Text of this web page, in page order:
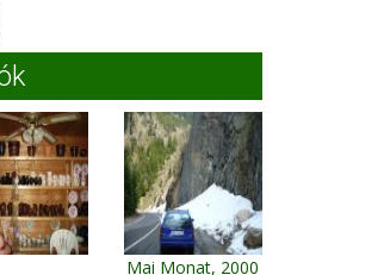
Mai Monat, 2000